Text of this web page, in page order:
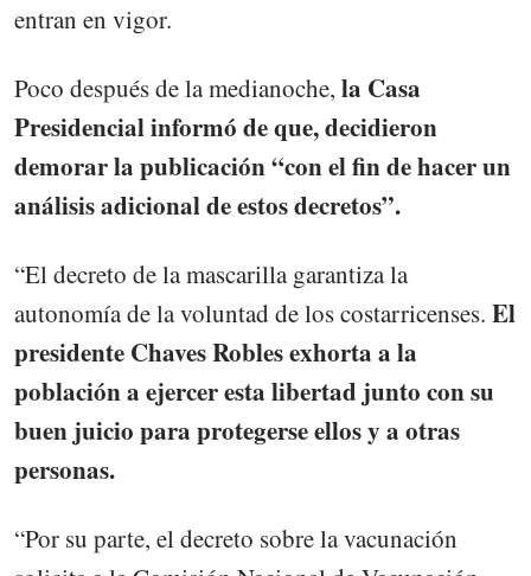
entran en vigor.
Poco después de la medianoche, la Casa
Presidencial informó de que, decidieron
demorar la publicación “con el fin de hacer un
análisis adicional de estos decretos”.
“El decreto de la mascarilla garantiza la
autonomía de la voluntad de los costarricenses. El
presidente Chaves Robles exhorta a la
población a ejercer esta libertad junto con su
buen juicio para protegerse ellos y a otras
personas.
“Por su parte, el decreto sobre la vacunación